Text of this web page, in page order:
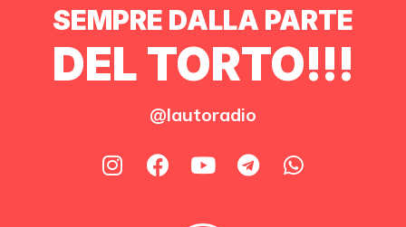
SEMPRE DALLA PARTE
DEL TORTO!!!
@lautoradio